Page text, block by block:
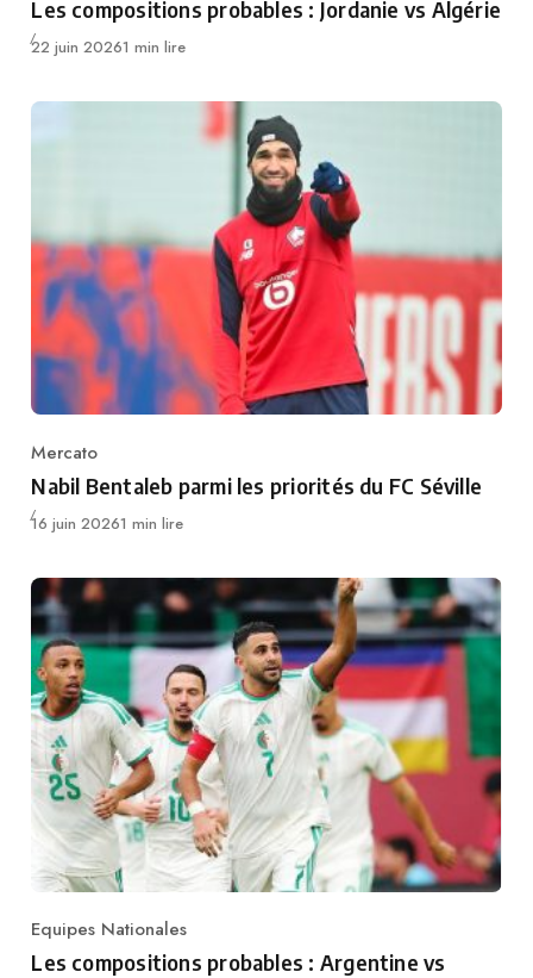
Les compositions probables : Jordanie vs Algérie
Publié
22 juin 20261 min lire
Category
Mercato
Nabil Bentaleb parmi les priorités du FC Séville
Publié
16 juin 20261 min lire
Category
Equipes Nationales
Les compositions probables : Argentine vs